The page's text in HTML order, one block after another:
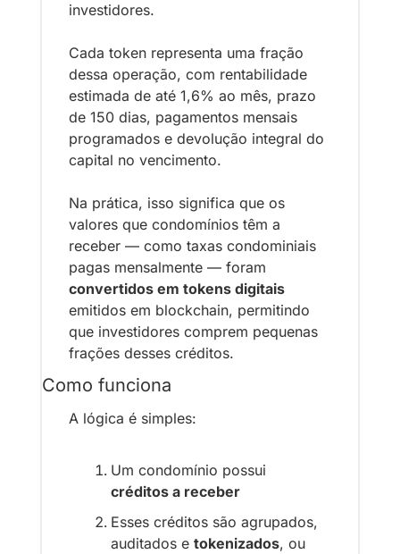
investidores.
Cada token representa uma fração
dessa operação, com rentabilidade
estimada de até 1,6% ao mês, prazo
de 150 dias, pagamentos mensais
programados e devolução integral do
capital no vencimento.
Na prática, isso significa que os
valores que condomínios têm a
receber — como taxas condominiais
pagas mensalmente —
convertidos em tokens digitais
emitidos em blockchain, permitindo
que investidores comprem pequenas
frações desses créditos.
Como funciona
A lógica é simples:
créditos a receber
Esses créditos são agrupados,
auditados e tokenizados, ou